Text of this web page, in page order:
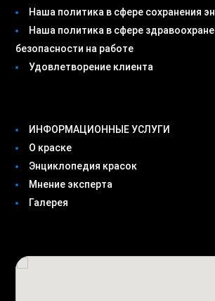
Наша политика в сфере сохранения
Наша политика в сфере
безопасности на работе
Удовлетворение клиента
ИНФОРМАЦИОННЫЕ УСЛУГИ
О краске
Энциклопедия красок
Мнение эксперта
Галерея